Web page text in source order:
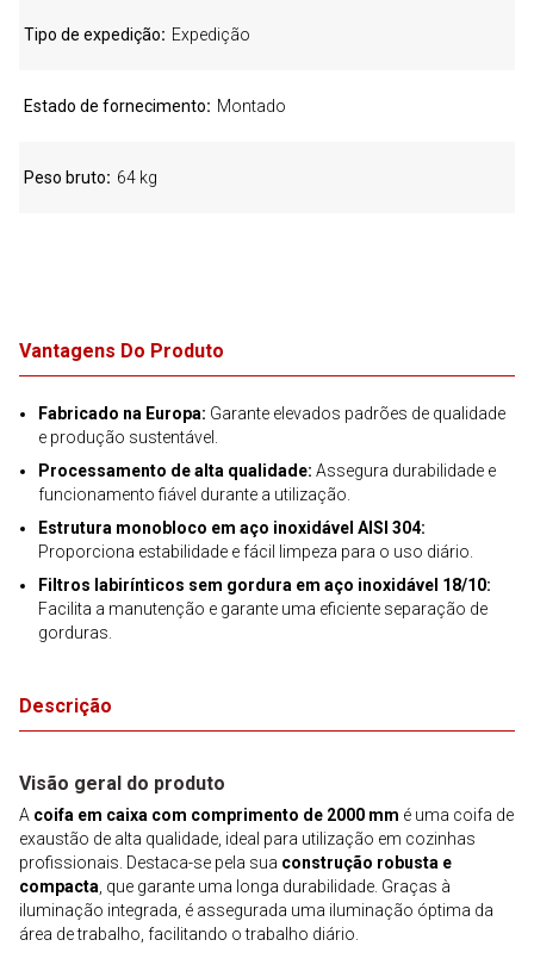
Vantagens Do Produto
Fabricado na Europa: Garante elevados padrões de qualidade
e produção sustentável.
Processamento de alta qualidade: Assegura durabilidade e
funcionamento fiável durante a utilização.
Estrutura monobloco em aço inoxidável AISI 304:
Proporciona estabilidade e fácil limpeza para o uso diário.
Filtros labirínticos sem gordura em aço inoxidável 18/10:
Facilita a manutenção e garante uma eficiente separação de
gorduras.
Descrição
Visão geral do produto
A coifa em caixa com comprimento de 2000 mm é uma coifa de
exaustão de alta qualidade, ideal para utilização em cozinhas
profissionais. Destaca-se pela sua construção robusta e
compacta , que garante uma longa durabilidade. Graças à
iluminação integrada, é assegurada uma iluminação óptima da
área de trabalho, facilitando o trabalho diário.
Tipo de expedição Expedição
Estado de fornecimento Montado
Peso bruto 64 kg